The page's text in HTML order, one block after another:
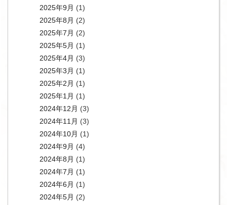
2025年9月 (1)
2025年8月 (2)
2025年7月 (2)
2025年5月 (1)
2025年4月 (3)
2025年3月 (1)
2025年2月 (1)
2025年1月 (1)
2024年12月 (3)
2024年11月 (3)
2024年10月 (1)
2024年9月 (4)
2024年8月 (1)
2024年7月 (1)
2024年6月 (1)
2024年5月 (2)